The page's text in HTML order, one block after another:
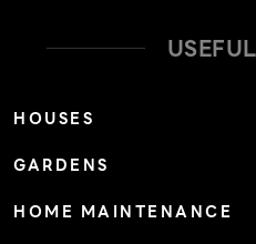
กรรมการบริหาร กลุ่มบริษัท […]
HOUSES
GARDENS
HOME MAINTENANCE